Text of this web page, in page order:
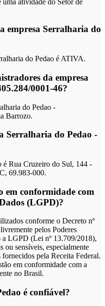
empresa Serralharia do
do Pedao é ATIVA.
da empresa
0001-46?
do Pedao -
Barrozo.
Serralharia do Pedao -
é Rua Cruzeiro do Sul, 144 -
69.983-000.
em conformidade com
(LGPD)?
conforme o Decreto nº
pelos Poderes
a LGPD (Lei nº 13.709/2018),
ou sensíveis, especialmente
pela Receita Federal.
em conformidade com a
no Brasil.
é confiável?